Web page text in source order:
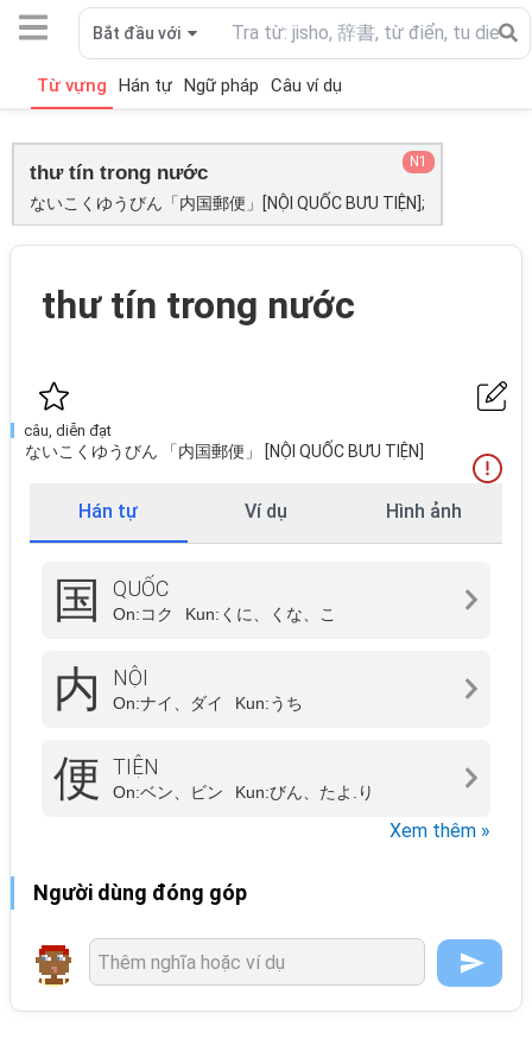
Bắt đầu với
Từ vựng Hán tự Ngữ pháp Câu ví dụ
thư tín trong nước
ないこくゆうびん「内国郵便」[NỘI QUỐC BƯU TIỆN];
N1
thư tín trong nước
câu, diễn đạt
ないこくゆうびん 「内国郵便」 [NỘI QUỐC BƯU TIỆN]
Hán tự Ví dụ Hình ảnh
国 QUỐC
On:コク Kun: くに、くな、こ
内 NỘI
On:ナイ、ダイ Kun:うち
便 TIỆN
On:ベン、ビン Kun:びん、たよ.り
Xem thêm »
Người dùng đóng góp